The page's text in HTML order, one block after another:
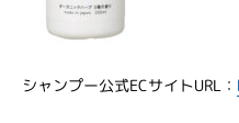
シャンプー公式ECサイトURL：